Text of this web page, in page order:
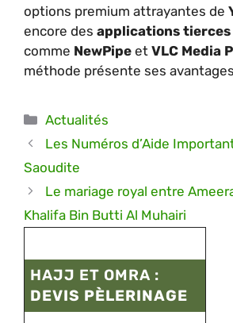
options premium attrayantes de
encore des applications
comme NewPipe et VLC Media
méthode présente ses
Catégories
Actualités
Les Numéros d’Aide
Saoudite
Le mariage royal entre
Khalifa Bin Butti Al Muhairi
HAJJ ET OMRA :
DEVIS PÈLERINAGE